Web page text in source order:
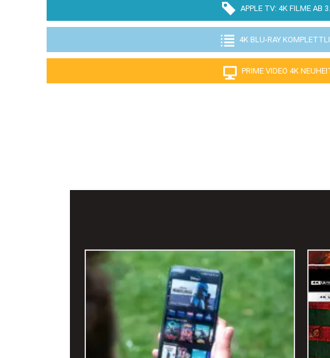
APPLE TV: 4K FILME AB
4K BLU-RAY
PRIME VIDEO 4K